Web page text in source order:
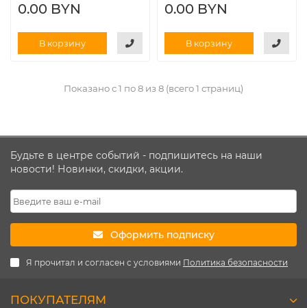
0.00 BYN
В корзину
0.00 BYN
В корзину
Показано с 1 по 8 из 8 (всего 1 страниц)
Будьте в центре событий - подпишитесь на наши
новости! Новинки, скидки, акции.
Оформить подписку
Я прочитал и согласен с условиями Политика безопасности
ПОКУПАТЕЛЯМ